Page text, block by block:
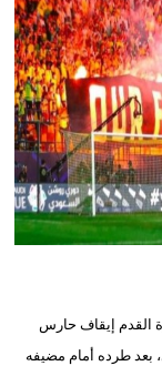
وسفر
ديكور
أخبار
إعلام
تعليم
إسلامية
القدم إيقاف حارس
بعد طرده أمام مضيفه